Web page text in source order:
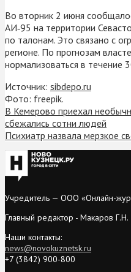
Во вторник 2 июня
АИ‑95 на территории
по талонам. Это связано с
регионе. По прогнозам
нормализоваться в течение
Источник: sibdepo.ru
Фото: freepik.
В Кемерово приехал
сбежались сотни людей
Психиатр назвала мерзкое
Учредитель — ООО «Онлайн-
Главный редактор - Макаров Г.Н.
Наши контакты:
news@novokuznetsk.ru
+7 (3842) 900-800